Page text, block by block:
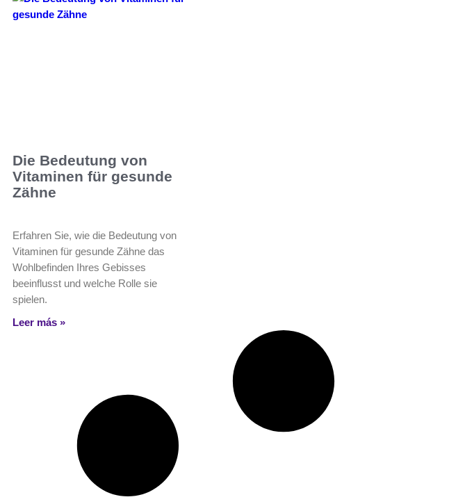
Die Bedeutung von
Vitaminen für gesunde
Zähne
Erfahren Sie, wie die Bedeutung von
Vitaminen für gesunde Zähne das
Wohlbefinden Ihres Gebisses
beeinflusst und welche Rolle sie
spielen.
Leer más »